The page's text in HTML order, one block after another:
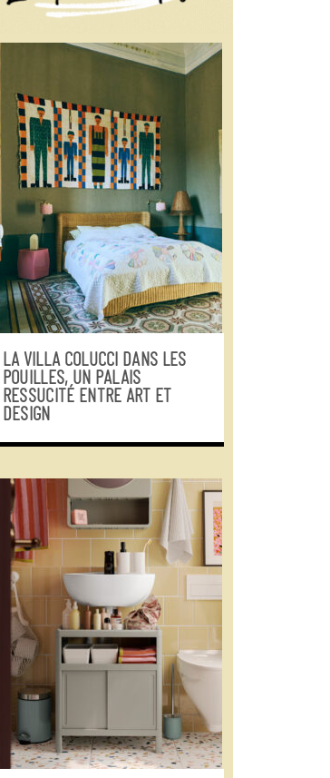
LA VILLA COLUCCI DANS LES
POUILLES, UN PALAIS
RESSUCITÉ ENTRE ART ET
DESIGN